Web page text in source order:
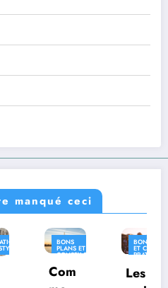
manqué ceci
BONS
PLANS ET
CONSEILS
ET CONSEILS
PRATIQUES
Les